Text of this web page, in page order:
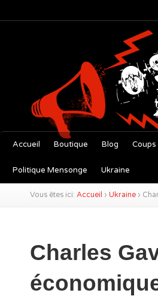
Accueil Boutique Blog Coups
Politique Mensonge Ukraine
Vous êtes ici: Accueil › Ukraine ›
Charles